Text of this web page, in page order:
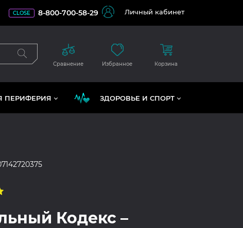
CLOSE 8-800-700-58-29 Личный кабинет
Сравнение Избранное Корзина
ПЕРИФЕРИЯ ЗДОРОВЬЕ И СПОРТ
Кодекс –